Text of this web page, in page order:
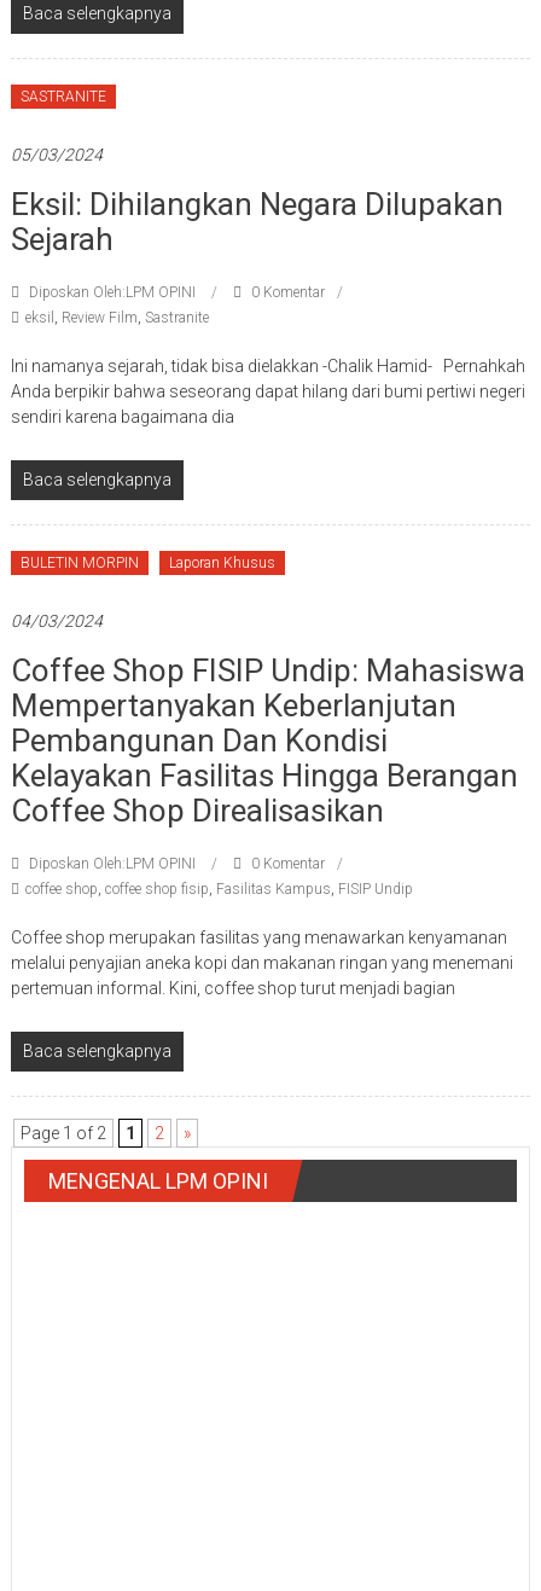
Baca selengkapnya
SASTRANITE
05/03/2024
Eksil: Dihilangkan Negara Dilupakan
Sejarah
Diposkan Oleh:LPM OPINI
0 Komentar
eksil , Review Film, Sastranite
Ini namanya sejarah, tidak bisa dielakkan -Chalik Hamid- Pernahkah
Anda berpikir bahwa seseorang dapat hilang dari bumi pertiwi negeri
sendiri karena bagaimana dia
Baca selengkapnya
BULETIN MORPIN Laporan Khusus
04/03/2024
Coffee Shop FISIP Undip: Mahasiswa
Mempertanyakan Keberlanjutan
Pembangunan Dan Kondisi
Kelayakan Fasilitas Hingga Berangan
Coffee Shop Direalisasikan
Diposkan Oleh:LPM OPINI
0 Komentar
coffee shop, coffee shop fisip, Fasilitas Kampus, FISIP Undip
Coffee shop merupakan fasilitas yang menawarkan kenyamanan
melalui penyajian aneka kopi dan makanan ringan yang menemani
pertemuan informal. Kini, coffee shop turut menjadi bagian
Baca selengkapnya
Page 1 of 2 1 2 »
MENGENAL LPM OPINI